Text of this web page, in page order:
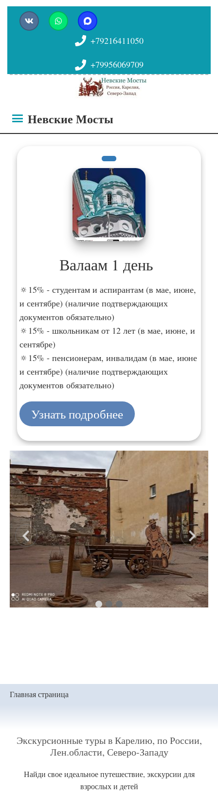
+79216411050
+79956069709
Невские Мосты
Валаам 1 день
🔅15% - студентам и аспирантам (в мае, июне,
и сентябре) (наличие подтверждающих
документов обязательно)
🔅15% - школьникам от 12 лет (в мае, июне, и
сентябре)
🔅15% - пенсионерам, инвалидам (в мае, июне
и сентябре) (наличие подтверждающих
документов обязательно)
Узнать подробнее
Главная страница
Экскурсионные туры в Карелию, по России,
Лен.области, Северо-Западу
Найди свое идеальное путешествие, экскурсии для
взрослых и детей